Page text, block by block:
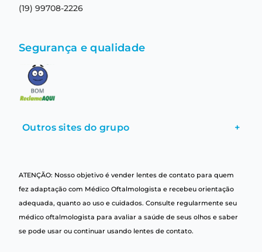
(19) 99708-2226
Segurança e qualidade
Outros sites do grupo +
ATENÇÃO: Nosso objetivo é vender lentes de contato para quem
fez adaptação com Médico Oftalmologista e recebeu orientação
adequada, quanto ao uso e cuidados. Consulte regularmente seu
médico oftalmologista para avaliar a saúde de seus olhos e saber
se pode usar ou continuar usando lentes de contato.